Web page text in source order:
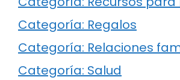
Categoría: Regalos
Categoría: Relaciones
Categoría: Salud